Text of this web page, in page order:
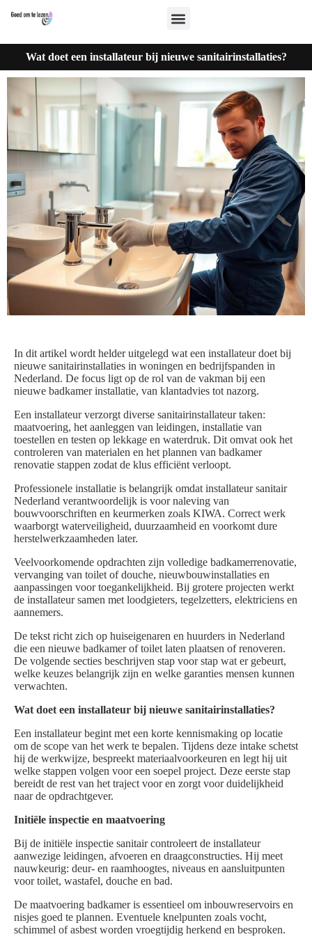
Wat doet een installateur bij nieuwe sanitairinstallaties?
In dit artikel wordt helder uitgelegd wat een installateur doet bij
nieuwe sanitairinstallaties in woningen en bedrijfspanden in
Nederland. De focus ligt op de rol van de vakman bij een
nieuwe badkamer installatie, van klantadvies tot nazorg.
Een installateur verzorgt diverse sanitairinstallateur taken:
maatvoering, het aanleggen van leidingen, installatie van
toestellen en testen op lekkage en waterdruk. Dit omvat ook het
controleren van materialen en het plannen van badkamer
renovatie stappen zodat de klus efficiënt verloopt.
Professionele installatie is belangrijk omdat installateur sanitair
Nederland verantwoordelijk is voor naleving van
bouwvoorschriften en keurmerken zoals KIWA. Correct werk
waarborgt waterveiligheid, duurzaamheid en voorkomt dure
herstelwerkzaamheden later.
Veelvoorkomende opdrachten zijn volledige badkamerrenovatie,
vervanging van toilet of douche, nieuwbouwinstallaties en
aanpassingen voor toegankelijkheid. Bij grotere projecten werkt
de installateur samen met loodgieters, tegelzetters, elektriciens en
aannemers.
De tekst richt zich op huiseigenaren en huurders in Nederland
die een nieuwe badkamer of toilet laten plaatsen of renoveren.
De volgende secties beschrijven stap voor stap wat er gebeurt,
welke keuzes belangrijk zijn en welke garanties mensen kunnen
verwachten.
Wat doet een installateur bij nieuwe sanitairinstallaties?
Een installateur begint met een korte kennismaking op locatie
om de scope van het werk te bepalen. Tijdens deze intake schetst
hij de werkwijze, bespreekt materiaalvoorkeuren en legt hij uit
welke stappen volgen voor een soepel project. Deze eerste stap
bereidt de rest van het traject voor en zorgt voor duidelijkheid
naar de opdrachtgever.
Initiële inspectie en maatvoering
Bij de initiële inspectie sanitair controleert de installateur
aanwezige leidingen, afvoeren en draagconstructies. Hij meet
nauwkeurig: deur- en raamhoogtes, niveaus en aansluitpunten
voor toilet, wastafel, douche en bad.
De maatvoering badkamer is essentieel om inbouwreservoirs en
nisjes goed te plannen. Eventuele knelpunten zoals vocht,
schimmel of asbest worden vroegtijdig herkend en besproken.